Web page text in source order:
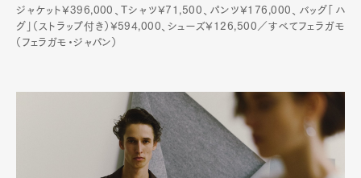
ジャケット¥396,000、Tシャツ¥71,500、パンツ¥176,000、バッグ「ハ
グ」（ストラップ付き）¥594,000、シューズ¥126,500／すべてフェラガモ
（フェラガモ・ジャパン）